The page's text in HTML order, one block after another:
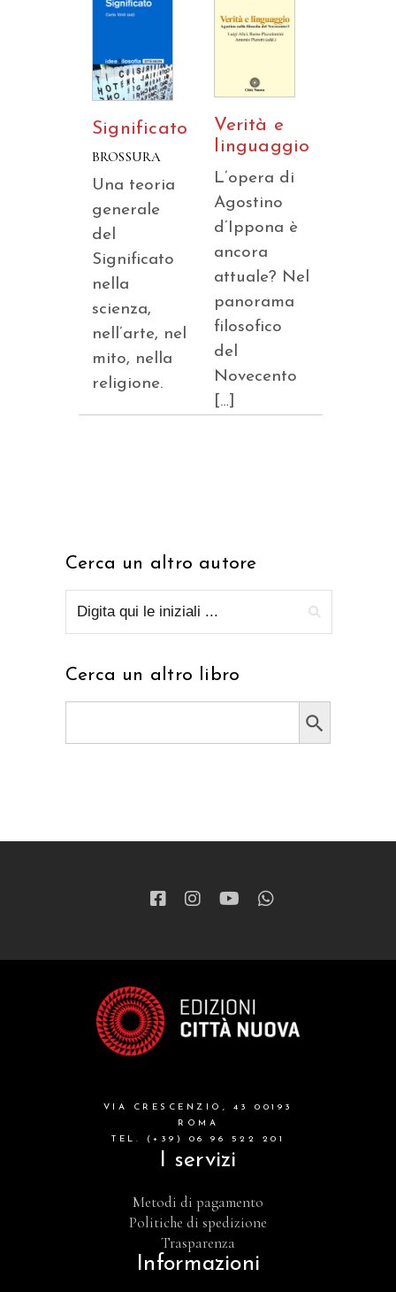
Significato
BROSSURA
Una teoria
generale
del
Significato
nella
scienza,
nell’arte, nel
mito, nella
religione.
Verità e
linguaggio
L’opera di
Agostino
d’Ippona è
ancora
attuale? Nel
panorama
filosofico
del
Novecento
[…]
Cerca un altro autore
Cerca un altro libro
Search Button
VIA CRESCENZIO, 43 00193
ROMA
TEL. (+39) 06 96 522 201
I servizi
Metodi di pagamento
Politiche di spedizione
Trasparenza
Informazioni